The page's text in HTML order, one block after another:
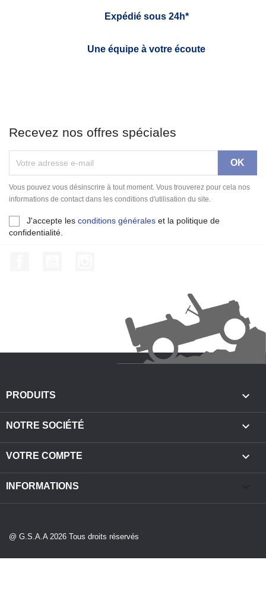
Expédié sous 24h*
Une équipe à votre écoute
Recevez nos offres spéciales
Vous pouvez vous désinscrire à tout moment. Vous trouverez pour cela nos
informations de contact dans les conditions d'utilisation du site.
J'accepte les conditions générales et la politique de
confidentialité.
PRODUITS 
NOTRE SOCIÉTÉ 
VOTRE COMPTE 
INFORMATIONS
@ G.S.A.A 2026 Tous droits réservés